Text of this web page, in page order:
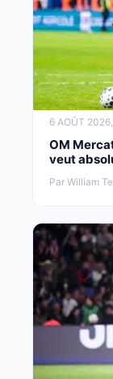
6 AOÛT
OM
veut
Par William